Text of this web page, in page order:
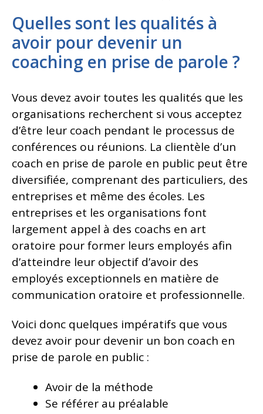
Quelles sont les qualités à
avoir pour devenir un
coaching en prise de parole ?
Vous devez avoir toutes les qualités que les
organisations recherchent si vous acceptez
d’être leur coach pendant le processus de
conférences ou réunions. La clientèle d’un
coach en prise de parole en public peut être
diversifiée, comprenant des particuliers, des
entreprises et même des écoles. Les
entreprises et les organisations font
largement appel à des coachs en art
oratoire pour former leurs employés afin
d’atteindre leur objectif d’avoir des
employés exceptionnels en matière de
communication oratoire et professionnelle.
Voici donc quelques impératifs que vous
devez avoir pour devenir un bon coach en
prise de parole en public :
Avoir de la méthode
Se référer au préalable